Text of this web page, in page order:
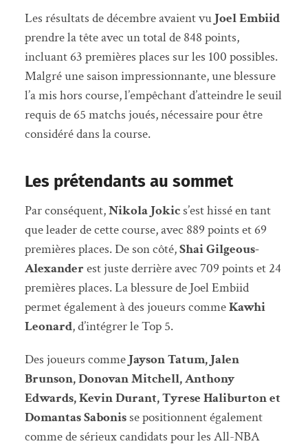
Les résultats de décembre avaient vuJoel Embiid
prendre la tête avec un total de 848 points,
incluant 63 premières places sur les 100 possibles.
Malgré une saison impressionnante, une blessure
l’a mis hors course, l’empêchant d’atteindre le seuil
requis de 65 matchs joués, nécessaire pour être
considéré dans la course.
Les prétendants au sommet
Par conséquent,Nikola Jokics’est hissé en tant
que leader de cette course, avec 889 points et 69
premières places. De son côté,Shai Gilgeous-
Alexander est juste derrière avec 709 points et 24
premières places. La blessure de Joel Embiid
permet également à des joueurs commeKawhi
Leonard, d’intégrer le Top 5.
Des joueurs comme Jayson Tatum, Jalen
Brunson, Donovan Mitchell, Anthony
Edwards, Kevin Durant, Tyrese Haliburton et
Domantas Sabonisse positionnent également
comme de sérieux candidats pour les All-NBA